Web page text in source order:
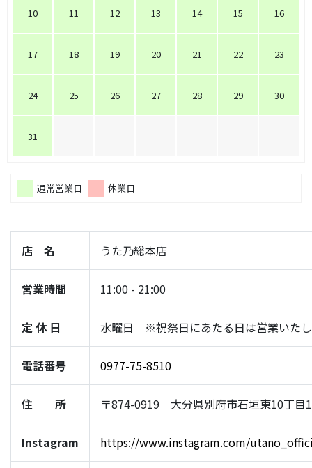
10 11 12 13 14 15 16
17 18 19 20 21 22 23
24 25 26 27 28 29 30
31
通常営業日 休業日
店 名 うた乃総本店
営業時間 11:00 - 21:00
定 休 日 水曜日 ※祝祭日にあたる日は営業いた
電話番号 0977-75-8510
住 所 〒874-0919 大分県別府市石垣東10丁目
Instagram https://www.instagram.com/